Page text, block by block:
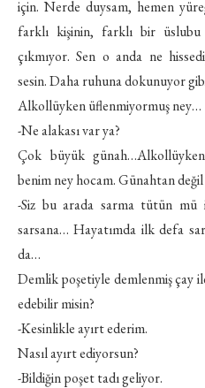
için. Nerde duysam, hemen
farklı kişinin, farklı bir
çıkmıyor. Sen o anda ne
sesin. Daha ruhuna dokunuyor
Alkollüyken üflenmiyormuş ney…
-Ne alakası var ya?
Çok büyük
benim ney hocam. Günahtan
-Siz bu arada sarma tütün mü
sarsana… Hayatımda ilk defa
da…
Demlik poşetiyle demlenmiş çay
edebilir misin?
-Kesinlikle ayırt ederim.
Nasıl ayırt ediyorsun?
-Bildiğin poşet tadı geliyor.